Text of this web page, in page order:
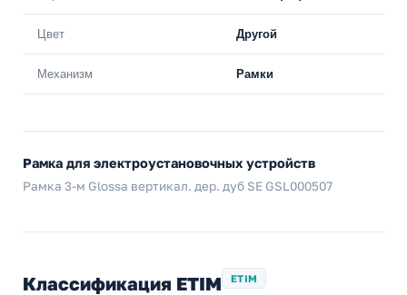
Цвет Другой
Механизм Рамки
Рамка для электроустановочных устройств
Рамка 3-м Glossa вертикал. дер. дуб SE GSL000507
Классификация ETIM ETIM